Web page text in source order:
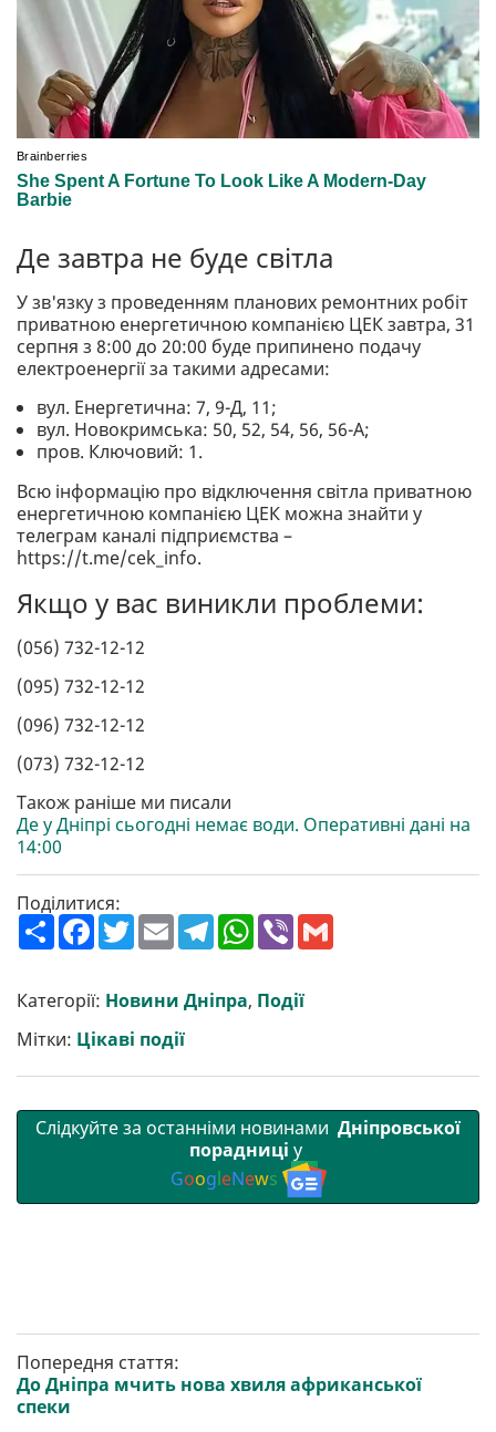
Де завтра не буде світла
У зв'язку з проведенням планових ремонтних робіт
приватною енергетичною компанією ЦЕК завтра, 31
серпня з 8:00 до 20:00 буде припинено подачу
електроенергії за такими адресами:
вул. Енергетична: 7, 9-Д, 11;
вул. Новокримська: 50, 52, 54, 56, 56-А;
пров. Ключовий: 1.
Всю інформацію про відключення світла приватною
енергетичною компанією ЦЕК можна знайти у
телеграм каналі підприємства –
https://t.me/cek_info.
Якщо у вас виникли проблеми:
(056) 732-12-12
(095) 732-12-12
(096) 732-12-12
(073) 732-12-12
Також раніше ми писали
Де у Дніпрі сьогодні немає води. Оперативні дані на
14:00
Поділитися:
П
о
р
и
т
и
F
a
b
o
o
k
T
w
t
e
r
E
m
l
T
e
g
r
W
h
s
A
V
r
Категорії: Новини Дніпра, Події
Мітки: Цікаві події
Слідкуйте за останніми новинами Дніпровської
порадниці у
GoogleNews
Попередня стаття:
До Дніпра мчить нова хвиля африканської
спеки